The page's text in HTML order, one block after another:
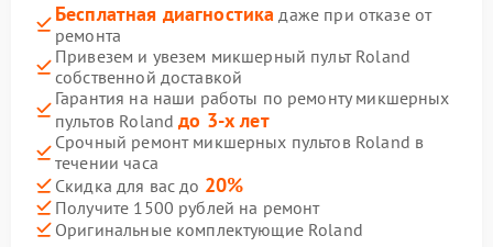
Бесплатная диагностика даже при отказе от
ремонта
Привезем и увезем микшерный пульт Roland
собственной доставкой
Гарантия на наши работы по ремонту микшерных
пультов Rolandдо 3-х лет
Срочный ремонт микшерных пультов Roland в
течении часа
Скидка для вас до 20%
Получите 1500 рублей на ремонт
Оригинальные комплектующие Roland